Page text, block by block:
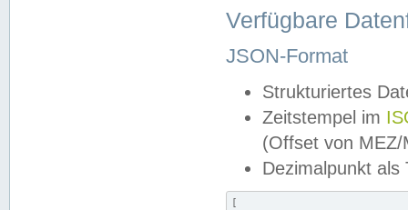
Verfügbare
JSON-Format
Strukturiertes
Zeitstempel im
(Offset von MEZ/
Dezimalpunkt als
[